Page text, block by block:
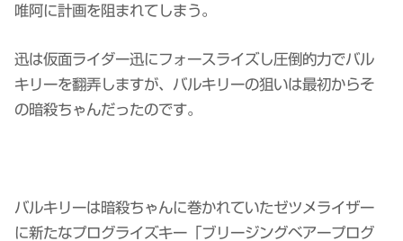
唯阿に計画を阻まれてしまう。
迅は仮面ライダー迅にフォースライズし圧倒的力でバル
キリーを翻弄しますが、バルキリーの狙いは最初からそ
の暗殺ちゃんだったのです。
バルキリーは暗殺ちゃんに巻かれていたゼツメライザー
に新たなプログライズキー「ブリージングベアープログ